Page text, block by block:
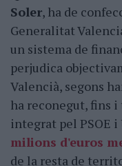
Soler, ha de
Generalitat
un sistema de
perjudica
Valencià, segons
ha reconegut, fins
integrat pel PSOE i
milions d'euros
de la resta de